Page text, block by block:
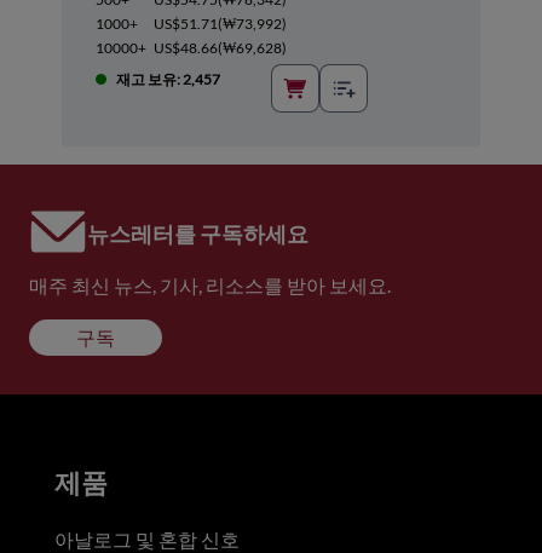
1000+
US$51.71(₩73,992)
10000+ US$48.66(₩69,628)
재고 보유: 2,457
뉴스레터를 구독하세요
매주 최신 뉴스, 기사, 리소스를 받아 보세요.
구독
제품
아날로그 및 혼합 신호